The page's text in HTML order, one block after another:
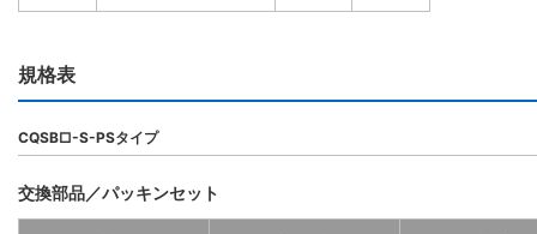
規格表
CQSB□-S-PSタイプ
交換部品／パッキンセット